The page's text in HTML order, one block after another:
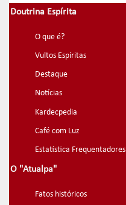
Doutrina Espírita
O que é?
Vultos Espíritas
Destaque
Notícias
Kardecpedia
Café com Luz
Estatística Frequentadores
O "Atualpa"
Fatos históricos